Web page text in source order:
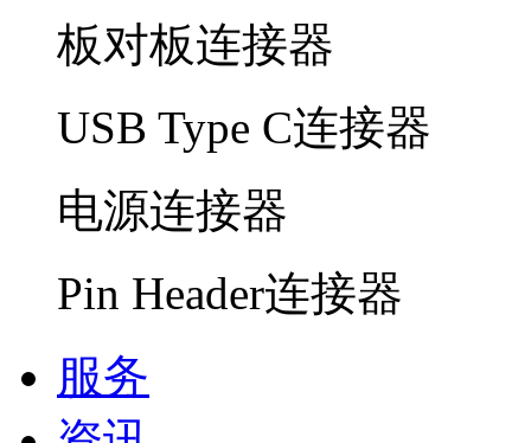
板对板连接器
USB Type C连接器
电源连接器
Pin Header连接器
服务